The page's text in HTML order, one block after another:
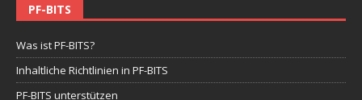
PF-BITS
Was ist PF-BITS?
Inhaltliche Richtlinien in PF-BITS
PF-BITS unterstützen